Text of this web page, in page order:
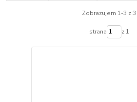
Zobrazujem 1-3 z 3
strana z 1